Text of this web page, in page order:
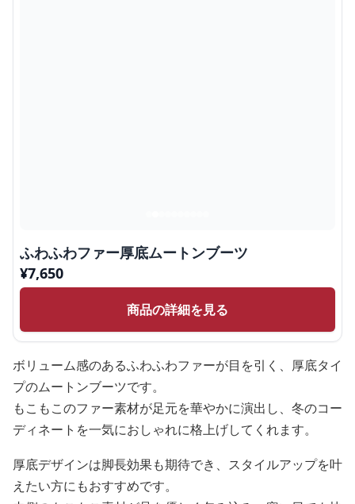
ふわふわファー厚底ムートンブーツ
¥7,650
商品の詳細を見る
ボリューム感のあるふわふわファーが目を引く、厚底タイ
プのムートンブーツです。
もこもこのファー素材が足元を華やかに演出し、冬のコー
ディネートを一気におしゃれに格上げしてくれます。
厚底デザインは脚長効果も期待でき、スタイルアップを叶
えたい方にもおすすめです。